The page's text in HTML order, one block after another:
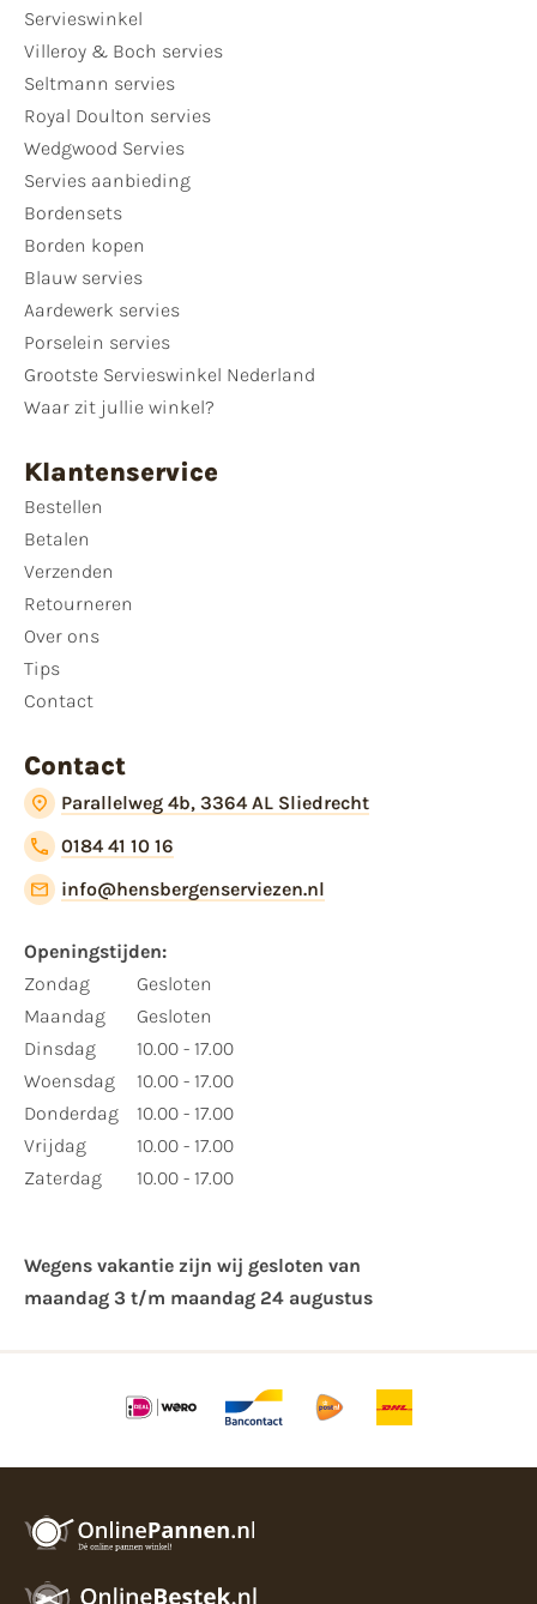
Servieswinkel
Villeroy & Boch servies
Seltmann servies
Royal Doulton servies
Wedgwood Servies
Servies aanbieding
Bordensets
Borden kopen
Blauw servies
Aardewerk servies
Porselein servies
Grootste Servieswinkel Nederland
Waar zit jullie winkel?
Klantenservice
Bestellen
Betalen
Verzenden
Retourneren
Over ons
Tips
Contact
Contact
Parallelweg 4b, 3364 AL Sliedrecht
0184 41 10 16
info@hensbergenserviezen.nl
Openingstijden:
Zondag
Maandag
Dinsdag
Woensdag
Donderdag
Vrijdag
Zaterdag
Gesloten
Gesloten
10.00 - 17.00
10.00 - 17.00
10.00 - 17.00
10.00 - 17.00
10.00 - 17.00
Wegens vakantie zijn wij gesloten van ​
maandag 3 t/m maandag 24 augustus